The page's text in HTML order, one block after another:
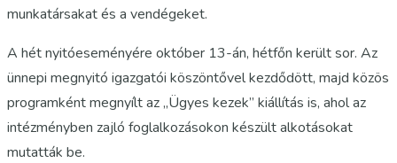
munkatársakat és a vendégeket.
A hét nyitóeseményére október 13-án, hétfőn került sor. Az
ünnepi megnyitó igazgatói köszöntővel kezdődött, majd közös
programként megnyílt az „Ügyes kezek” kiállítás is, ahol az
intézményben zajló foglalkozásokon készült alkotásokat
mutatták be.